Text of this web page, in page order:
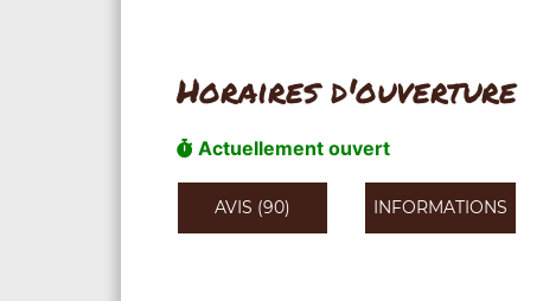
Horaires d'ouverture
Actuellement ouvert
AVIS (90) INFORMATIONS